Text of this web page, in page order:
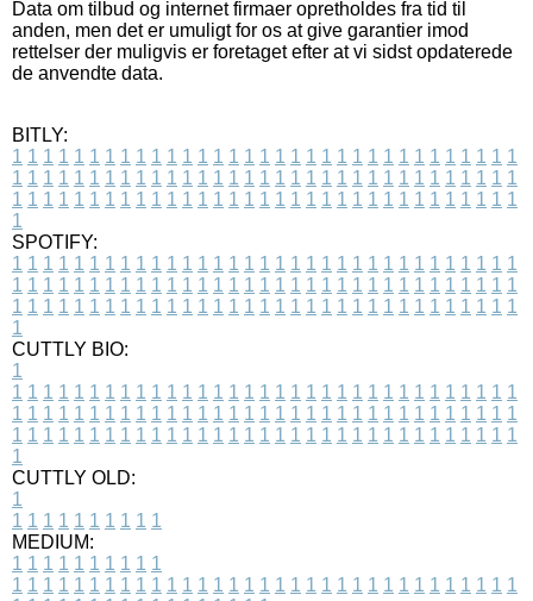
Data om tilbud og internet firmaer opretholdes fra tid til
anden, men det er umuligt for os at give garantier imod
rettelser der muligvis er foretaget efter at vi sidst opdaterede
de anvendte data.
BITLY:
1 1 1 1 1 1 1 1 1 1 1 1 1 1 1 1 1 1 1 1 1 1 1 1 1 1 1 1 1 1 1 1 1
1 1 1 1 1 1 1 1 1 1 1 1 1 1 1 1 1 1 1 1 1 1 1 1 1 1 1 1 1 1 1 1 1
1 1 1 1 1 1 1 1 1 1 1 1 1 1 1 1 1 1 1 1 1 1 1 1 1 1 1 1 1 1 1 1 1
1
SPOTIFY:
1 1 1 1 1 1 1 1 1 1 1 1 1 1 1 1 1 1 1 1 1 1 1 1 1 1 1 1 1 1 1 1 1
1 1 1 1 1 1 1 1 1 1 1 1 1 1 1 1 1 1 1 1 1 1 1 1 1 1 1 1 1 1 1 1 1
1 1 1 1 1 1 1 1 1 1 1 1 1 1 1 1 1 1 1 1 1 1 1 1 1 1 1 1 1 1 1 1 1
1
CUTTLY BIO:
1
1 1 1 1 1 1 1 1 1 1 1 1 1 1 1 1 1 1 1 1 1 1 1 1 1 1 1 1 1 1 1 1 1
1 1 1 1 1 1 1 1 1 1 1 1 1 1 1 1 1 1 1 1 1 1 1 1 1 1 1 1 1 1 1 1 1
1 1 1 1 1 1 1 1 1 1 1 1 1 1 1 1 1 1 1 1 1 1 1 1 1 1 1 1 1 1 1 1 1
1
CUTTLY OLD:
1
1 1 1 1 1 1 1 1 1 1
MEDIUM:
1 1 1 1 1 1 1 1 1 1
1 1 1 1 1 1 1 1 1 1 1 1 1 1 1 1 1 1 1 1 1 1 1 1 1 1 1 1 1 1 1 1 1